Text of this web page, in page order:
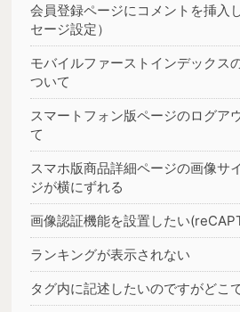
会員登録ページにコメントを挿入
セージ設定）
モバイルファーストインデックス
ついて
スマートフォン版ページのログア
て
スマホ版商品詳細ページの画像サ
ジが横にずれる
画像認証機能を設置したい
ランキングが表示されない
タグ内に記述したいのですがどこ